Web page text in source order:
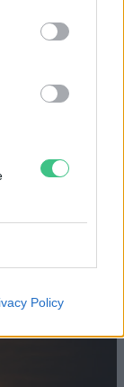
Policy
beszélgettünk.
egy
a hőség